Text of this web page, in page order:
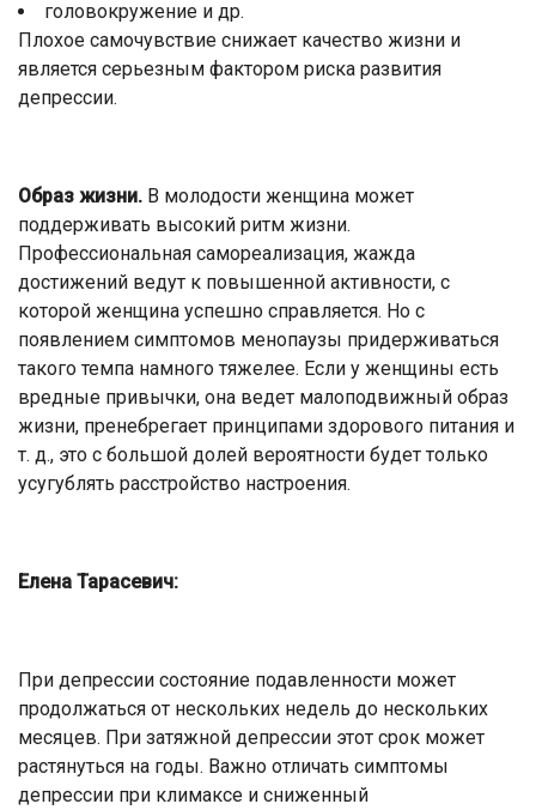
головокружение и др.
Плохое самочувствие снижает качество жизни и
является серьезным фактором риска развития
депрессии.
Образ жизни. В молодости женщина может
поддерживать высокий ритм жизни.
Профессиональная самореализация, жажда
достижений ведут к повышенной активности, с
которой женщина успешно справляется. Но с
появлением симптомов менопаузы придерживаться
такого темпа намного тяжелее. Если у женщины есть
вредные привычки, она ведет малоподвижный образ
жизни, пренебрегает принципами здорового питания и
т. д., это с большой долей вероятности будет только
усугублять расстройство настроения.
Елена Тарасевич:
При депрессии состояние подавленности может
продолжаться от нескольких недель до нескольких
месяцев. При затяжной депрессии этот срок может
растянуться на годы. Важно отличать симптомы
депрессии при климаксе и сниженный